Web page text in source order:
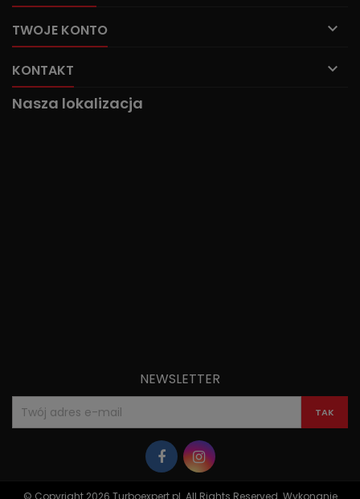
TWOJE KONTO 
KONTAKT 
Nasza lokalizacja
NEWSLETTER
© Copyright 2026 Turboexpert.pl. All Rights Reserved. Wykonanie